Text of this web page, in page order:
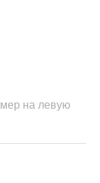
на левую